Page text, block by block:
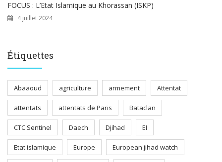
FOCUS : L’Etat Islamique au Khorassan (ISKP)
4 juillet 2024
Étiquettes
Abaaoud agriculture armement Attentat
attentats attentats de Paris Bataclan
CTC Sentinel Daech Djihad EI
Etat islamique Europe European jihad watch